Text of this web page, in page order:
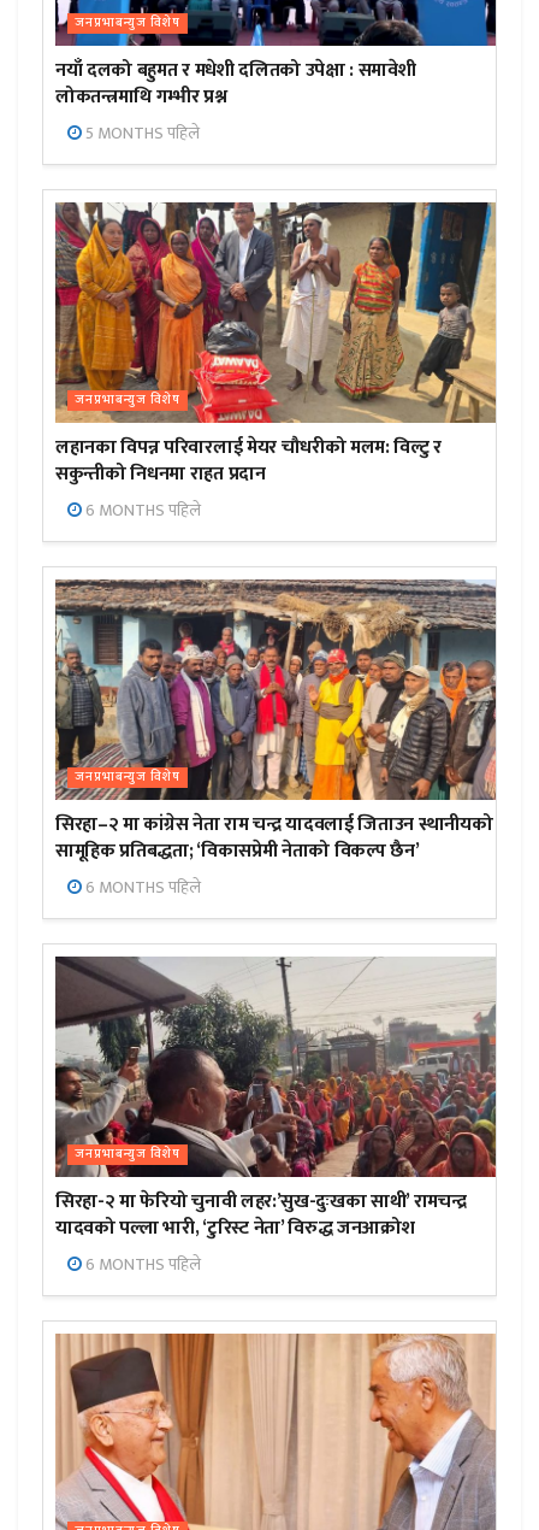
जनप्रभाबन्युज विशेष
नयाँ दलको बहुमत र मधेशी दलितको उपेक्षा : समावेशी
लोकतन्त्रमाथि गम्भीर प्रश्न
5 MONTHS पहिले
जनप्रभाबन्युज विशेष
लहानका विपन्न परिवारलाई मेयर चौधरीको मलम: विल्टु र
सकुन्तीको निधनमा राहत प्रदान
6 MONTHS पहिले
जनप्रभाबन्युज विशेष
सिरहा–२ मा कांग्रेस नेता राम चन्द्र यादवलाई जिताउन स्थानीयको
सामूहिक प्रतिबद्धता; ‘विकासप्रेमी नेताको विकल्प छैन’
6 MONTHS पहिले
जनप्रभाबन्युज विशेष
सिरहा-२ मा फेरियो चुनावी लहर:’सुख-दुःखका साथी’ रामचन्द्र
यादवको पल्ला भारी, ‘टुरिस्ट नेता’ विरुद्ध जनआक्रोश
6 MONTHS पहिले